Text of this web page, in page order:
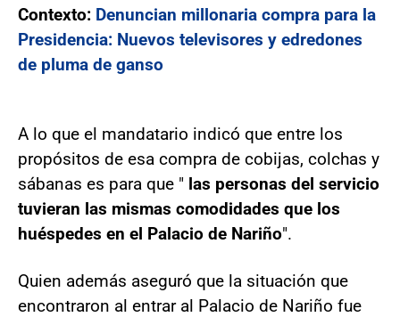
Contexto: Denuncian millonaria compra para la
Presidencia: Nuevos televisores y edredones
de pluma de ganso
A lo que el mandatario indicó que entre los
propósitos de esa compra de cobijas, colchas y
sábanas es para que " las personas del servicio
tuvieran las mismas comodidades que los
huéspedes en el Palacio de Nariño".
Quien además aseguró que la situación que
encontraron al entrar al Palacio de Nariño fue